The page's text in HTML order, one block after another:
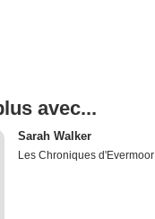
avec...
Sarah Walker
Les Chroniques d'Evermoor